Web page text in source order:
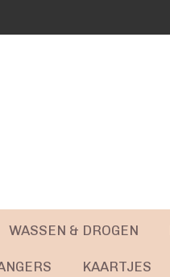
WASSEN & DROGEN
KAARTJES